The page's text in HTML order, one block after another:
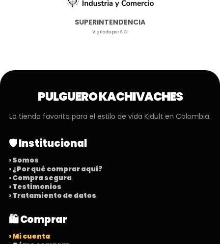
SUPERINTENDENCIA
Vigilado por SIC.
PULGUERO KACHIVACHES
La tienda favorita para el estilo de vida Kidult en Colombia.
🛡️ Institucional
› Somos
› ¿Por qué comprar aquí?
› Compra segura
› Testimonios
› Tratamiento de datos
🛍️ Comprar
› Mi cuenta